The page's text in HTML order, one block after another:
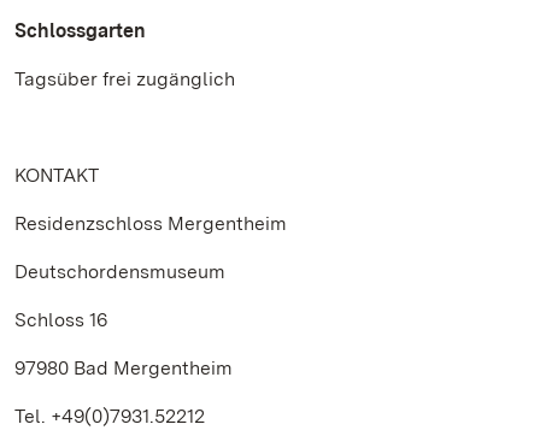
Schlossgarten
Tagsüber frei zugänglich
KONTAKT
Residenzschloss Mergentheim
Deutschordensmuseum
Schloss 16
97980 Bad Mergentheim
Tel. +49(0)7931.52212